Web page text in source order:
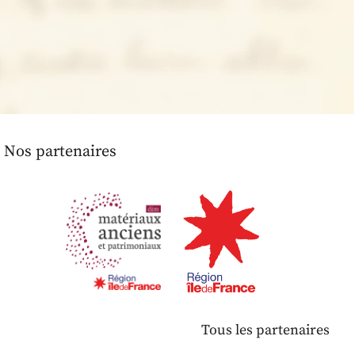
Nos partenaires
Tous les partenaires